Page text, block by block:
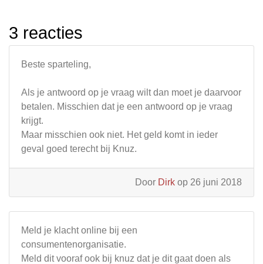
3 reacties
Beste sparteling,
Als je antwoord op je vraag wilt dan moet je daarvoor
betalen. Misschien dat je een antwoord op je vraag
krijgt.
Maar misschien ook niet. Het geld komt in ieder
geval goed terecht bij Knuz.
Door Dirk op 26 juni 2018
Meld je klacht online bij een
consumentenorganisatie.
Meld dit vooraf ook bij knuz dat je dit gaat doen als